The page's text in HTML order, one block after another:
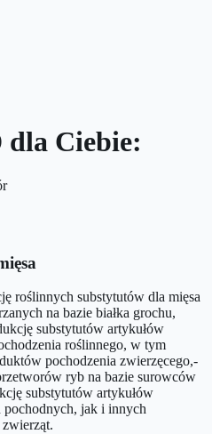
Ciebie:
roślinnych substytutów dla mięsa
na bazie białka grochu,
substytutów artykułów
roślinnego, w tym
pochodzenia zwierzęcego,-
ryb na bazie surowców
substytutów artykułów
pochodnych, jak i innych